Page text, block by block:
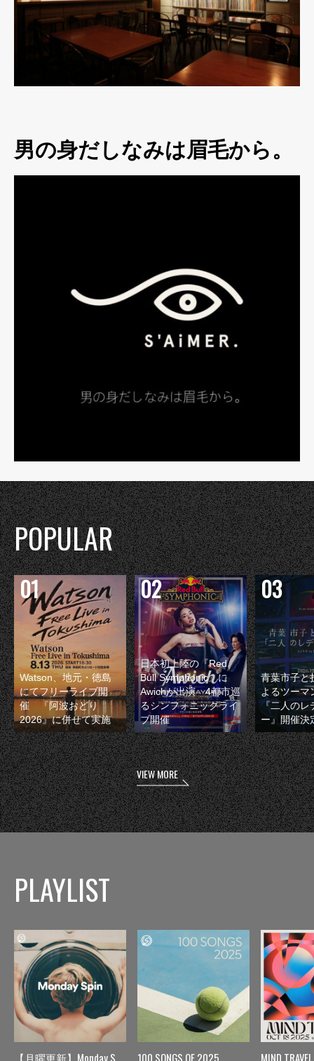
男の身だしなみは眉毛から。
POPULAR
Watson、地元・徳島
にてフリーライブ開
催 『阿波おどり
2026』に併せて実施
日本初上陸の『Red
Bull Symphonic』に
Awichが出演 4都市巡
るシンフォニックライ
ブ開催
青葉市子と
よるツーマ
『二人のレ
ー』開催決
VIEW MORE
PLAYLIST
【月曜更新】Monday Spin 100 SONGS OF 2025 MIND TRAVEL